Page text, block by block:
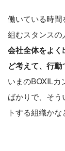
働いている時間
組むスタンスの
会社全体をよ
ど考えて、行
いまのBOXILカ
ばかりで、そ
トする組織かな